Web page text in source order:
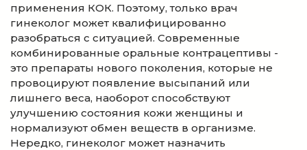
применения КОК. Поэтому, только врач
гинеколог может квалифицированно
разобраться с ситуацией. Современные
комбинированные оральные контрацептивы -
это препараты нового поколения, которые не
провоцируют появление высыпаний или
лишнего веса, наоборот способствуют
улучшению состояния кожи женщины и
нормализуют обмен веществ в организме.
Нередко, гинеколог может назначить